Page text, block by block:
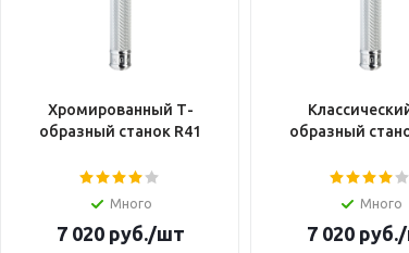
Хромированный Т-
образный станок R41
Много
7 020руб./шт
образный
Много
7 020руб./